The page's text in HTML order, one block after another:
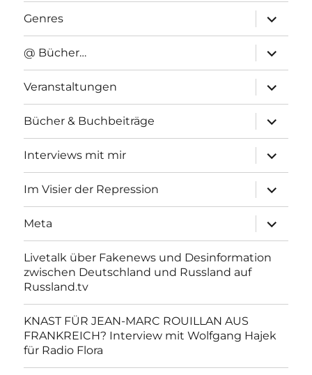
Genres
anzeigen
@ Bücher…
anzeigen
Veranstaltungen
anzeigen
Bücher & Buchbeiträge
anzeigen
Interviews mit mir
anzeigen
Im Visier der Repression
anzeigen
Meta
anzeigen
Livetalk über Fakenews und Desinformation
zwischen Deutschland und Russland auf
Russland.tv
KNAST FÜR JEAN-MARC ROUILLAN AUS
FRANKREICH? Interview mit Wolfgang Hajek
für Radio Flora